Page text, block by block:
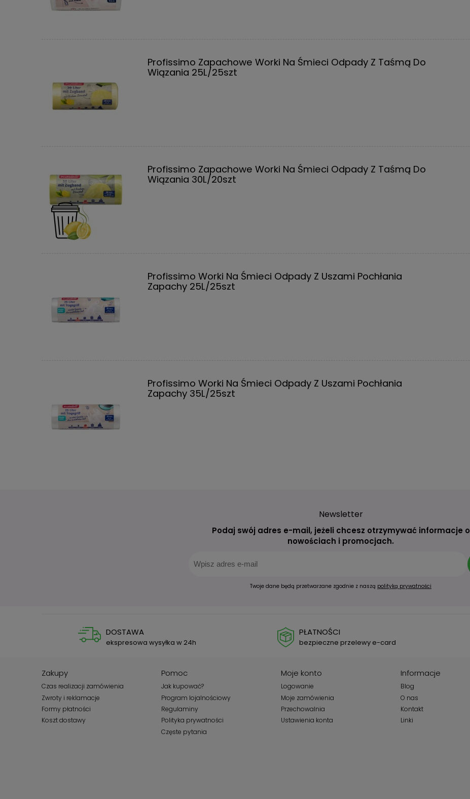
Profissimo Zapachowe Worki Na Śmieci Odpady Z Taśmą Do
Wiązania 25L/25szt
Profissimo Zapachowe Worki Na Śmieci Odpady Z Taśmą Do
Wiązania 30L/20szt
Profissimo Worki Na Śmieci Odpady Z Uszami Pochłania
Zapachy 25L/25szt
Profissimo Worki Na Śmieci Odpady Z Uszami Pochłania
Zapachy 35L/25szt
Newsletter
Podaj swój adres e-mail, jeżeli chcesz otrzymywać informacje o
nowościach i promocjach.
Twoje dane będą przetwarzane zgodnie z naszą polityką prywatności
DOSTAWA
ekspresowa wysyłka w 24h
PŁATNOŚCI
bezpieczne przelewy e-card
Zakupy
Czas realizacji zamówienia
Zwroty i reklamacje
Formy płatności
Koszt dostawy
Pomoc
Jak kupować?
Program lojalnościowy
Regulaminy
Polityka prywatności
Częste pytania
Moje konto
Logowanie
Moje zamówienia
Przechowalnia
Ustawienia konta
Informacje
Blog
O nas
Kontakt
Linki